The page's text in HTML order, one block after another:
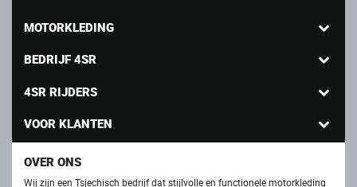
MOTORKLEDING
BEDRIJF 4SR
4SR RIJDERS
VOOR KLANTEN
OVER ONS
Wij zijn een Tsjechisch bedrijf dat stijlvolle en functionele motorkleding